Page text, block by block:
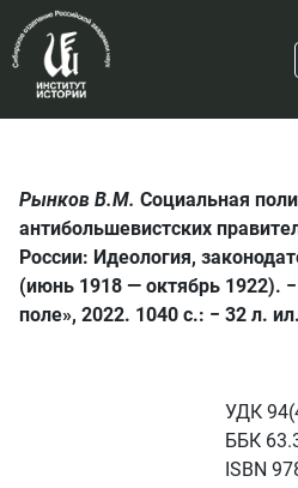
Рынков В.М. Социальная
антибольшевистских
России: Идеология,
(июнь 1918 — октябрь 1922).
поле», 2022. 1040 с.: − 32 л. ил.
УДК
ББК
ISBN